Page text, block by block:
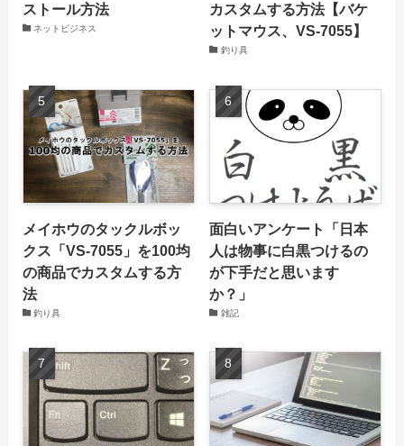
ストール方法
ネットビジネス
カスタムする方法【バケ
ットマウス、VS-7055】
釣り具
メイホウのタックルボッ
クス「VS-7055」を100均
の商品でカスタムする方
法
釣り具
面白いアンケート「日本
人は物事に白黒つけるの
が下手だと思います
か？」
雑記